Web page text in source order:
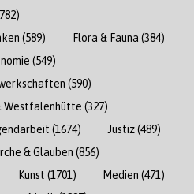
(589) Flora & Fauna (384)
(549)
(590)
Westfalenhütte (327)
(1674) Justiz(489)
& Glauben (856)
Kunst (1701) Medien (471)